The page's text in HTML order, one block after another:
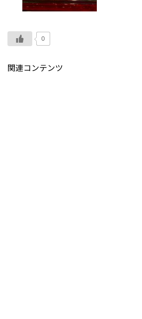
0
関連コンテンツ